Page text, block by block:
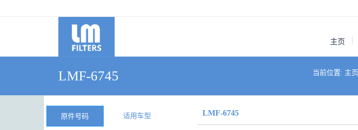
主页
LMF-6745 当前位置: 主页
原件号码 适用车型 LMF-6745